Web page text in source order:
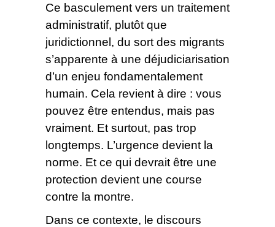
Ce basculement vers un traitement
administratif, plutôt que
juridictionnel, du sort des migrants
s’apparente à une déjudiciarisation
d’un enjeu fondamentalement
humain. Cela revient à dire : vous
pouvez être entendus, mais pas
vraiment. Et surtout, pas trop
longtemps. L’urgence devient la
norme. Et ce qui devrait être une
protection devient une course
contre la montre.
Dans ce contexte, le discours